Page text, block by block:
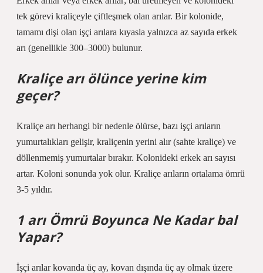
tek görevi kraliçeyle çiftleşmek olan arılar. Bir kolonide,
tamamı dişi olan işçi arılara kıyasla yalnızca az sayıda erkek
arı (genellikle 300–3000) bulunur.
Kraliçe arı ölünce yerine kim
geçer?
Kraliçe arı herhangi bir nedenle ölürse, bazı işçi arıların
yumurtalıkları gelişir, kraliçenin yerini alır (sahte kraliçe) ve
döllenmemiş yumurtalar bırakır. Kolonideki erkek arı sayısı
artar. Koloni sonunda yok olur. Kraliçe arıların ortalama ömrü
3-5 yıldır.
1 arı Ömrü Boyunca Ne Kadar bal
Yapar?
İşçi arılar kovanda üç ay, kovan dışında üç ay olmak üzere